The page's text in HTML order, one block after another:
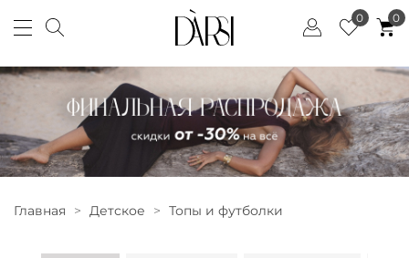
0 0
Главная Детское Топы и футболки